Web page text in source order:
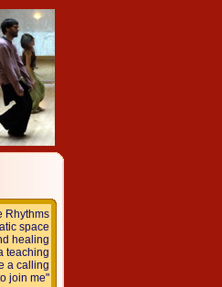
Rhythms
space
healing
teaching
a calling
join me"